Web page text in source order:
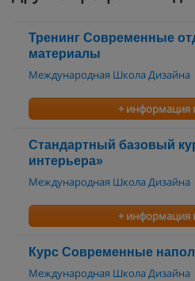
Тренинг Современные
материалы
Международная Школа Дизайна
+ информация
Стандартный базовый
интерьера»
Международная Школа Дизайна
+ информация
Курс Современные
Международная Школа Дизайна